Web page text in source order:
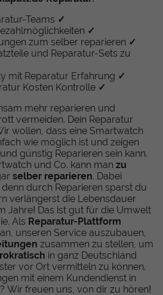
Teams ✓
✓
zum selber reparieren ✓
und Reparatur-Sets zu
mit Reparatur Erfahrung ✓
Kosten Kontrolle ✓
mehr reparieren und
vermeiden. Dein Reparatur
wollen, dass eine Smartwatch
wie möglich ist und zeigen
günstig Reparieren sein kann.
und Co. kann man zu
selber reparieren. Dabei
durch Reparieren sparst du
verlängerst die Lebensdauer
Jahre! Das ist gut für die Umwelt
Als Reparatur-Plattform
unseren Service auszubauen,
zusammen zu stellen, um
in ganz Deutschland
vor Ort vermitteln zu können.
mit einem Kundendienst in
Wir freuen uns, von dir zu hören!